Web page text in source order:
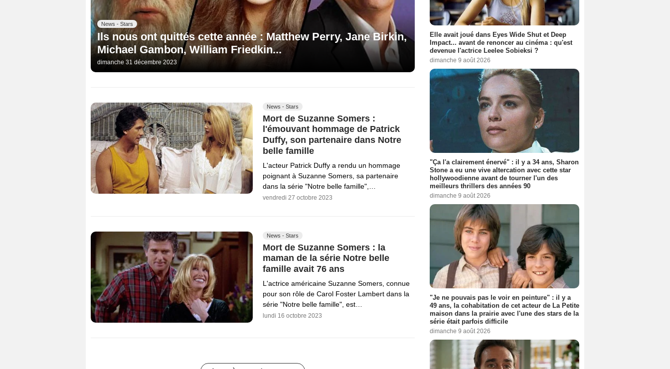
News - Stars
Ils nous ont quittés cette année : Matthew Perry, Jane Birkin,
Michael Gambon, William Friedkin...
dimanche 31 décembre 2023
News - Stars
Mort de Suzanne Somers :
l'émouvant hommage de Patrick
Duffy, son partenaire dans Notre
belle famille
L'acteur Patrick Duffy a rendu un hommage
poignant à Suzanne Somers, sa partenaire
dans la série "Notre belle famille",…
vendredi 27 octobre 2023
News - Stars
Mort de Suzanne Somers : la
maman de la série Notre belle
famille avait 76 ans
L'actrice américaine Suzanne Somers, connue
pour son rôle de Carol Foster Lambert dans la
série "Notre belle famille", est…
lundi 16 octobre 2023
Elle avait joué dans Eyes Wide Shut et Deep
Impact... avant de renoncer au cinéma : qu'est
devenue l'actrice Leelee Sobieksi ?
dimanche 9 août 2026
"Ça l'a clairement énervé" : il y a 34 ans, Sharon
Stone a eu une vive altercation avec cette star
hollywoodienne avant de tourner l'un des
meilleurs thrillers des années 90
dimanche 9 août 2026
"Je ne pouvais pas le voir en peinture" : il y a
49 ans, la cohabitation de cet acteur de La Petite
maison dans la prairie avec l'une des stars de la
série était parfois difficile
dimanche 9 août 2026